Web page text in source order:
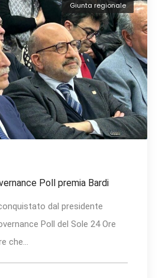
Giunta regionale
Poll premia Bardi
dal presidente
Poll del Sole 24 Ore
che...